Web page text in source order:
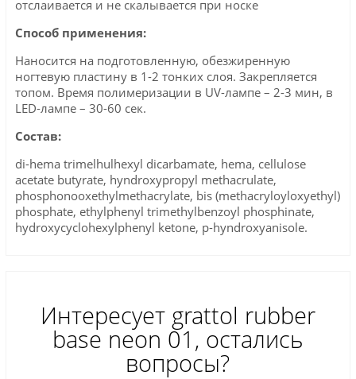
отслаивается и не скалывается при носке
Способ применения:
Наносится на подготовленную, обезжиренную
ногтевую пластину в 1-2 тонких слоя. Закрепляется
топом. Время полимеризации в UV-лампе – 2-3 мин, в
LED-лампе – 30-60 сек.
Состав:
di-hema trimelhulhexyl dicarbamate, hema, cellulose
acetate butyrate, hyndroxypropyl methacrulate,
phosphonooxethylmethacrylate, bis (methacryloyloxyethyl)
phosphate, ethylphenyl trimethylbenzoyl phosphinate,
hydroxycyclohexylphenyl ketone, p-hyndroxyanisole.
Интересует grattol rubber
base neon 01, остались
вопросы?